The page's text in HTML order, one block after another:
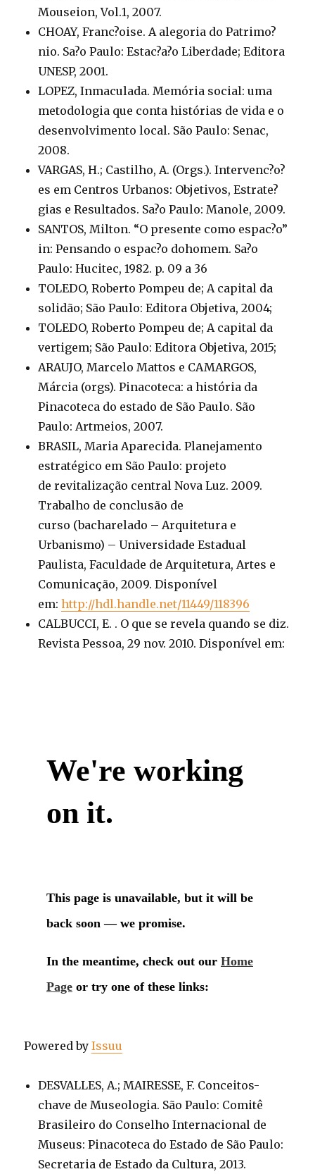
Mouseion, Vol.1, 2007.
CHOAY, Franc?oise. A alegoria do Patrimo?
nio. Sa?o Paulo: Estac?a?o Liberdade; Editora
UNESP, 2001.
LOPEZ, Inmaculada. Memória social: uma
metodologia que conta histórias de vida e o
desenvolvimento local. São Paulo: Senac,
2008.
VARGAS, H.; Castilho, A. (Orgs.). Intervenc?o?
es em Centros Urbanos: Objetivos, Estrate?
gias e Resultados. Sa?o Paulo: Manole, 2009.
SANTOS, Milton. “O presente como espac?o”
in: Pensando o espac?o dohomem. Sa?o
Paulo: Hucitec, 1982. p. 09 a 36
TOLEDO, Roberto Pompeu de; A capital da
solidão; São Paulo: Editora Objetiva, 2004;
TOLEDO, Roberto Pompeu de; A capital da
vertigem; São Paulo: Editora Objetiva, 2015;
ARAUJO, Marcelo Mattos e CAMARGOS,
Márcia (orgs). Pinacoteca: a história da
Pinacoteca do estado de São Paulo. São
Paulo: Artmeios, 2007.
BRASIL, Maria Aparecida. Planejamento
estratégico em São Paulo: projeto
de revitalização central Nova Luz. 2009.
Trabalho de conclusão de
curso (bacharelado – Arquitetura e
Urbanismo) – Universidade Estadual
Paulista, Faculdade de Arquitetura, Artes e
Comunicação, 2009. Disponível
em:http://hdl.handle.net/11449/118396
CALBUCCI, E. . O que se revela quando se diz.
Revista Pessoa, 29 nov. 2010. Disponível em:
Powered byIssuu
DESVALLES, A.; MAIRESSE, F. Conceitos-
chave de Museologia. São Paulo: Comitê
Brasileiro do Conselho Internacional de
Museus: Pinacoteca do Estado de São Paulo:
Secretaria de Estado da Cultura, 2013.